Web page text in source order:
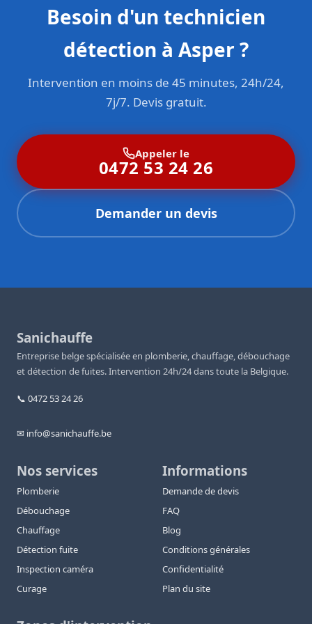
Besoin d'un technicien
détection à Asper ?
Intervention en moins de 45 minutes, 24h/24,
7j/7. Devis gratuit.
Appeler le
0472 53 24 26
Demander un devis
Sanichauffe
Entreprise belge spécialisée en plomberie, chauffage, débouchage
et détection de fuites. Intervention 24h/24 dans toute la Belgique.
📞 0472 53 24 26
✉ info@sanichauffe.be
Nos services
Plomberie
Débouchage
Chauffage
Détection fuite
Inspection caméra
Curage
Informations
Demande de devis
FAQ
Blog
Conditions générales
Confidentialité
Plan du site